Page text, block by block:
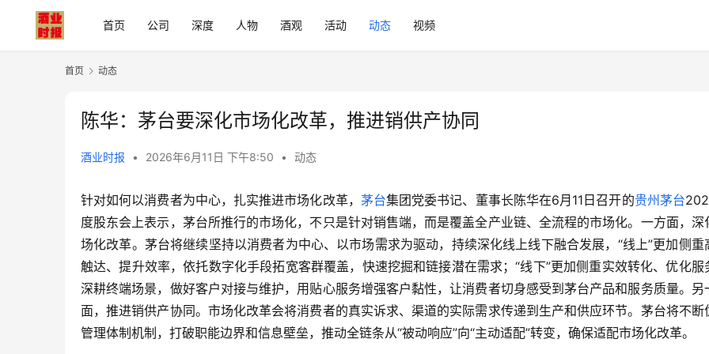
首页 公司 深度 人物 酒观 活动 动态 视频
首页 动态
陈华：茅台要深化市场化改革，推进销供产协同
酒业时报 • 2026年6月11日 下午8:50 • 动态
针对如何以消费者为中心，扎实推进市场化改革， 茅台集团党委书记、董事长陈华在6月11日召开的贵州茅台
度股东会上表示，茅台所推行的市场化，不只是针对销售端，而是覆盖全产业链、全流程的市场化。一方面，深
场化改革。茅台将继续坚持以消费者为中心、以市场需求为驱动，持续深化线上线下融合发展，“线上”更加侧重
触达、提升效率，依托数字化手段拓宽客群覆盖，快速挖掘和链接潜在需求；“线下”更加侧重实效转化、优化服
深耕终端场景，做好客户对接与维护，用贴心服务增强客户黏性，让消费者切身感受到茅台产品和服务质量。另
面，推进销供产协同。市场化改革会将消费者的真实诉求、渠道的实际需求传递到生产和供应环节。茅台将不断
管理体制机制，打破职能边界和信息壁垒，推动全链条从“被动响应”向“主动适配”转变，确保适配市场化改革。